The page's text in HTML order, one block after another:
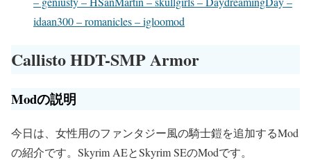
idaan300 – romanicles – igloomod
Callisto HDT-SMP Armor
Modの説明
今日は、女性用のファンタジー風の騎士鎧を追加するMod
の紹介です。Skyrim AEとSkyrim SEのModです。